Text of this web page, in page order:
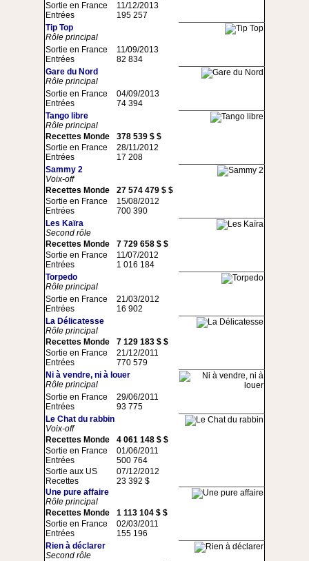
Sortie en France
Entrées
11/12/2013
195 257
Tip Top
Rôle principal
Sortie en France
Entrées
11/09/2013
82 834
Gare du Nord
Rôle principal
Sortie en France
Entrées
04/09/2013
74 394
Tango libre
Rôle principal
Recettes Monde
378 539 $ $
Sortie en France
Entrées
28/11/2012
17 208
Sammy 2
Voix-off
Recettes Monde
27 574 479 $ $
Sortie en France
Entrées
15/08/2012
700 390
Les Kaïra
Second rôle
Recettes Monde
7 729 658 $ $
Sortie en France
Entrées
11/07/2012
1 016 184
Torpedo
Rôle principal
Sortie en France
Entrées
21/03/2012
16 902
La Délicatesse
Rôle principal
Recettes Monde
7 129 183 $ $
Sortie en France
Entrées
21/12/2011
770 579
Ni à vendre, ni à louer
Rôle principal
Sortie en France
Entrées
29/06/2011
93 775
Le Chat du rabbin
Voix-off
Recettes Monde
4 061 148 $ $
Sortie en France
Entrées
01/06/2011
500 764
Sortie aux US
Recettes
07/12/2012
23 392 $
Une pure affaire
Rôle principal
Recettes Monde
1 113 104 $ $
Sortie en France
Entrées
02/03/2011
155 196
Rien à déclarer
Second rôle